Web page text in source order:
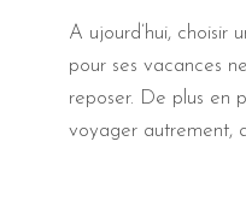
A ujourd’hui, choisir
pour ses vacances
reposer. De plus en
voyager autrement,